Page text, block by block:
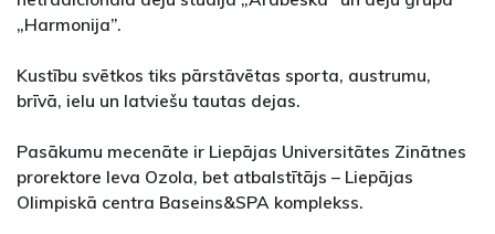
„Harmonija”.
Kustību svētkos tiks pārstāvētas sporta, austrumu,
brīvā, ielu un latviešu tautas dejas.
Pasākumu mecenāte ir Liepājas Universitātes Zinātnes
prorektore Ieva Ozola, bet atbalstītājs – Liepājas
Olimpiskā centra Baseins&SPA komplekss.